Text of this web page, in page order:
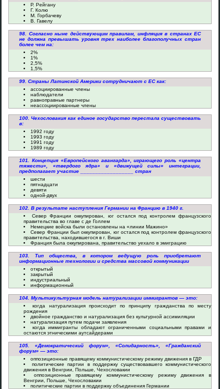
Р. Рейгану
Г. Колю
М. Горбачеву
В. Гавелу
98. Согласно ныне действующим правилам, инфляция в странах ЕС
не должна превышать уровня трех наиболее благополучных стран
более чем на:
2%
1%
2,5%
1,5%
99. Страны Латинской Америки сотрудничают с ЕС как:
ассоциированные члены
наблюдатели
равноправные партнеры
неассоциированные члены
100. Чехословакия как единое государство перестала существовать
в:
1992 году
1993 году
1991 году
1989 году
101. Концепция «Европейского авангарда», играющего роль «центра
тяжести», «твердого ядра» и «движущей силы» интеграции,
предполагает участие __________________ стран
шести
пятнадцати
девяти
одной-двух
102. В результате наступления Германии на Францию в 1940 г.
Север Франции оккупирован, юг остался под контролем французского
правительства во главе с де Голлем
Немецкие войска были остановлены на «линии Мажино»
Север Франции был оккупирован, юг остался под контролем французского
правительства, находившегося в г. Виши
Франция была оккупирована, правительство уехало в эмиграцию
103. Тип общества, в котором ведущую роль приобретают
информационные технологии и средства массовой коммуникации
открытый
закрытый
индустриальный
информационный
104. Мультикультурная модель натурализации иммигрантов — это:
когда натурализация происходит по принципу гражданства по месту
рождения
двойное гражданство и натурализация без культурной ассимиляции
натурализация путем подачи заявления
когда иммигранты обладают ограниченными социальными правами и
остаются этническими аутсайдерами
105. «Демократический форум», «Солидарность», «Гражданский
форум» — это:
оппозиционные правящему коммунистическому режиму движения в ГДР
политические партии в поддержку существовавшего коммунистического
движения в Венгрии, Польше, Чехословакии
оппозиционные правящему коммунистическому режиму движения в
Венгрии, Польше, Чехословакии
политические партии в поддержку объединения Германии